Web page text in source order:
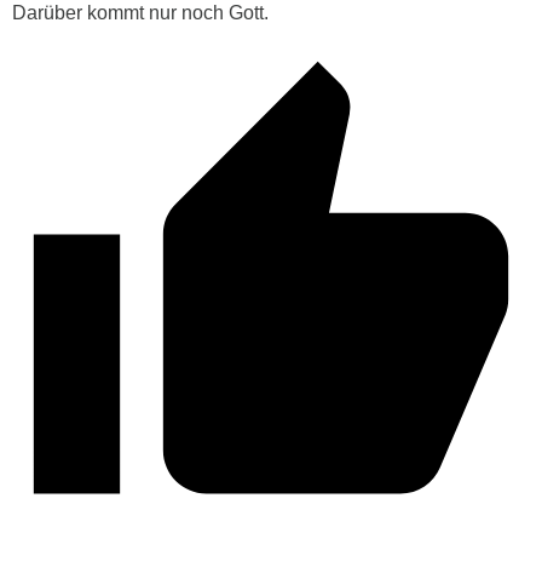
Darüber kommt nur noch Gott.